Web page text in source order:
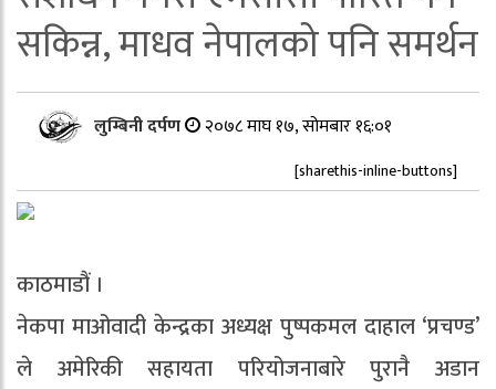
सकिन्न, माधव नेपालको पनि समर्थन
लुम्बिनी दर्पण २०७८ माघ १७, सोमबार १६:०१
[sharethis-inline-buttons]
काठमाडौं ।
नेकपा माओवादी केन्द्रका अध्यक्ष पुष्पकमल दाहाल ‘प्रचण्ड’
ले अमेरिकी सहायता परियोजनाबारे पुरानै अडान